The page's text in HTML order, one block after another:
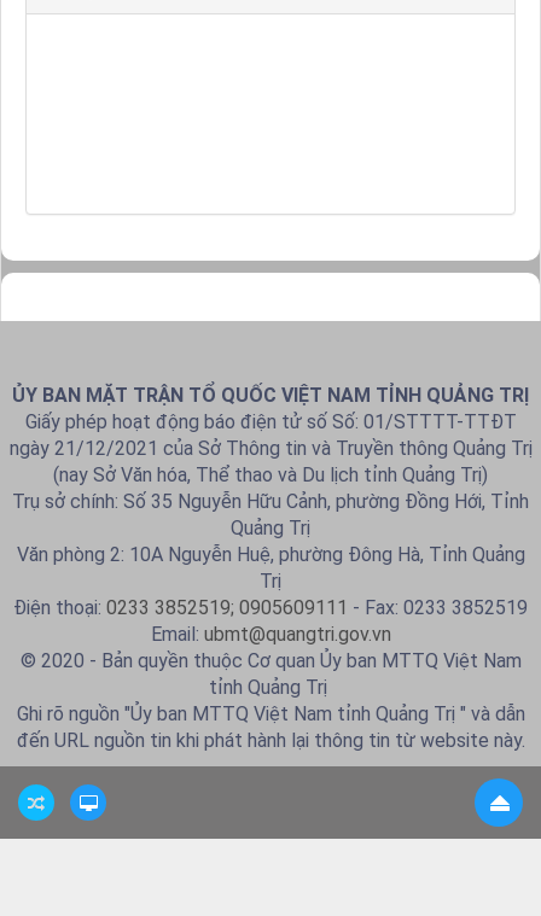
ỦY BAN MẶT TRẬN TỔ QUỐC VIỆT NAM TỈNH QUẢNG TRỊ
Giấy phép hoạt động báo điện tử số Số: 01/STTTT-TTĐT
ngày 21/12/2021 của Sở Thông tin và Truyền thông Quảng Trị
(nay Sở Văn hóa, Thể thao và Du lịch tỉnh Quảng Trị)
Trụ sở chính: Số 35 Nguyễn Hữu Cảnh, phường Đồng Hới, Tỉnh
Quảng Trị
Văn phòng 2: 10A Nguyễn Huệ, phường Đông Hà, Tỉnh Quảng
Trị
Điện thoại: 0233 3852519; 0905609111 - Fax: 0233 3852519
Email: ubmt@quangtri.gov.vn
© 2020 - Bản quyền thuộc Cơ quan Ủy ban MTTQ Việt Nam
tỉnh Quảng Trị
Ghi rõ nguồn "Ủy ban MTTQ Việt Nam tỉnh Quảng Trị " và dẫn
đến URL nguồn tin khi phát hành lại thông tin từ website này.